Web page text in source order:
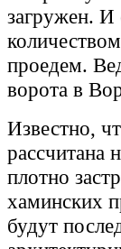
загружен.
проедем.
ворота в
Известно,
рассчитана
плотно
хаминских
будут